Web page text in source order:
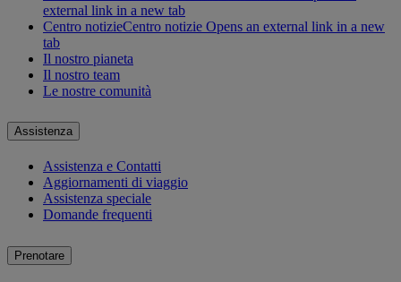
external link in a new tab
Centro notizieCentro notizie Opens an external link in a new
tab
Il nostro pianeta
Il nostro team
Le nostre comunità
Assistenza
Assistenza e Contatti
Aggiornamenti di viaggio
Assistenza speciale
Domande frequenti
Prenotare